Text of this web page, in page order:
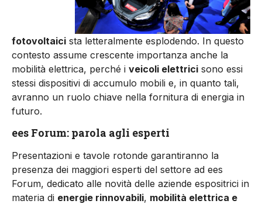
fotovoltaici sta letteralmente esplodendo. In questo
contesto assume crescente importanza anche la
mobilità elettrica, perché i veicoli elettrici sono essi
stessi dispositivi di accumulo mobili e, in quanto tali,
avranno un ruolo chiave nella fornitura di energia in
futuro.
ees Forum: parola agli esperti
Presentazioni e tavole rotonde garantiranno la
presenza dei maggiori esperti del settore ad ees
Forum, dedicato alle novità delle aziende espositrici in
materia di energie rinnovabili, mobilità elettrica e